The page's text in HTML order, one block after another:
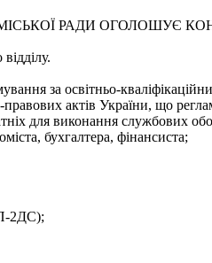
РАДИ ОГОЛОШУЄ
за освітньо-
актів України, що
для виконання службових
бухгалтера, фінансиста;
2ДС);